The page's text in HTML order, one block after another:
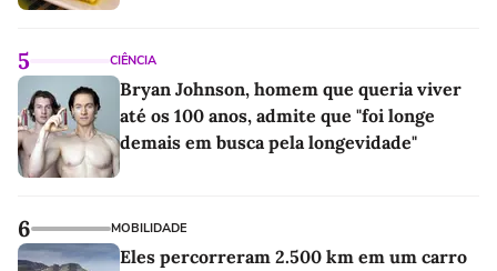
5 CIÊNCIA
Bryan Johnson, homem que queria viver
até os 100 anos, admite que "foi longe
demais em busca pela longevidade"
6 MOBILIDADE
Eles percorreram 2.500 km em um carro